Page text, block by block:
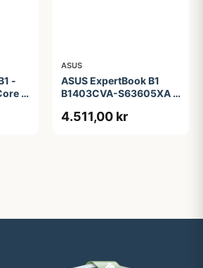
-
i5
ASUS
ASUS ExpertBook B1
B1403CVA-S63605XA -
i3-1315U - 8 GB RAM -
4.511,00 kr